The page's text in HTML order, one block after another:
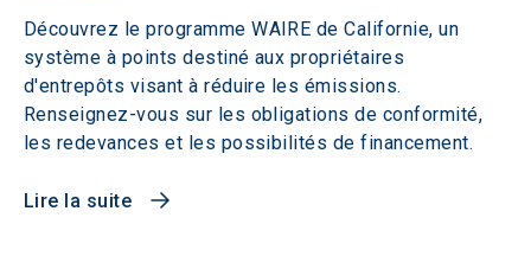
Découvrez le programme WAIRE de Californie, un
système à points destiné aux propriétaires
d'entrepôts visant à réduire les émissions.
Renseignez-vous sur les obligations de conformité,
les redevances et les possibilités de financement.
Lire la suite